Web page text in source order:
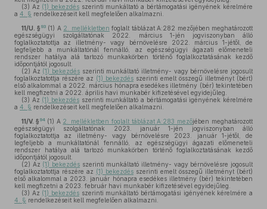
(3) Az (1) bekezdés szerinti munkáltató a bértámogatási igényének kérelmére
a 4. § rendelkezéseit kell megfelelően alkalmazni.
11/U. § 93 (1) A 2. mellékletben foglalt táblázat A:282 mezőjében meghatározott
egészségügyi szolgáltatónak 2022. március 1-jén jogviszonyban álló
foglalkoztatottja az illetmény- vagy bérnövelésre 2022. március 1-jétől, de
legfeljebb a munkáltatónál fennálló, az egészségügyi ágazati előmeneteli
rendszer hatálya alá tartozó munkakörben történő foglalkoztatásának kezdő
időpontjától jogosult.
(2) Az (1) bekezdés szerinti munkáltató illetmény- vagy bérnövelésre jogosult
foglalkoztatottja részére az (1) bekezdés szerinti emelt összegű illetményt (bért)
első alkalommal a 2022. március hónapra esedékes illetmény (bér) tekintetében
kell megfizetni a 2022. április havi munkabér kifizetésével egyidejűleg.
(3) Az (1) bekezdés szerinti munkáltató a bértámogatási igényének kérelmére
a 4. § rendelkezéseit kell megfelelően alkalmazni.
11/V. § 94 (1) A 2. mellékletben foglalt táblázat A:283 mezőjében meghatározott
egészségügyi szolgáltatónak 2023. január 1-jén jogviszonyban álló
foglalkoztatottja az illetmény- vagy bérnövelésre 2023. január 1-jétől, de
legfeljebb a munkáltatónál fennálló, az egészségügyi ágazati előmeneteli
rendszer hatálya alá tartozó munkakörben történő foglalkoztatásának kezdő
időpontjától jogosult.
(2) Az (1) bekezdés szerinti munkáltató illetmény- vagy bérnövelésre jogosult
foglalkoztatottja részére az (1) bekezdés szerinti emelt összegű illetményt (bért)
első alkalommal a 2023. január hónapra esedékes illetmény (bér) tekintetében
kell megfizetni a 2023. február havi munkabér kifizetésével egyidejűleg.
(3) Az (1) bekezdés szerinti munkáltató bértámogatási igényének kérelmére a
4. § rendelkezéseit kell megfelelően alkalmazni.